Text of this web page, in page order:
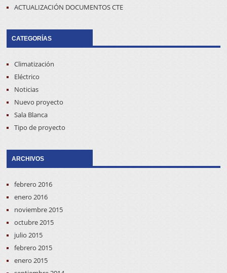
ACTUALIZACIÓN DOCUMENTOS CTE
CATEGORÍAS
Climatización
Eléctrico
Noticias
Nuevo proyecto
Sala Blanca
Tipo de proyecto
ARCHIVOS
febrero 2016
enero 2016
noviembre 2015
octubre 2015
julio 2015
febrero 2015
enero 2015